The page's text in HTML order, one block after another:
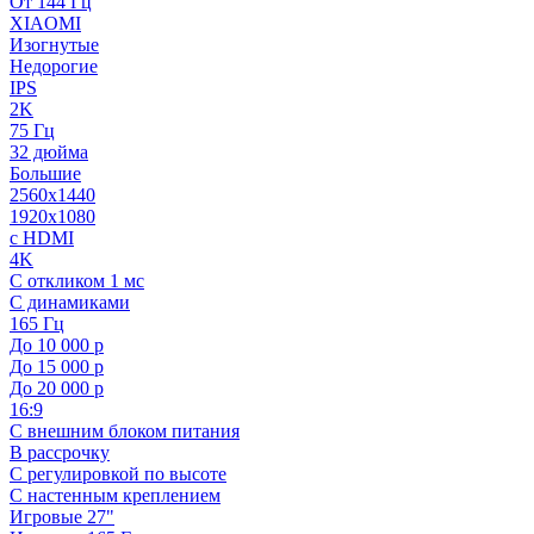
XIAOMI
Изогнутые
Недорогие
IPS
2K
75 Гц
32 дюйма
Большие
2560x1440
1920x1080
с HDMI
4K
С откликом 1 мс
С динамиками
165 Гц
До 10 000 р
До 15 000 р
До 20 000 р
16:9
С внешним блоком питания
В рассрочку
С регулировкой по высоте
С настенным креплением
Игровые 27"